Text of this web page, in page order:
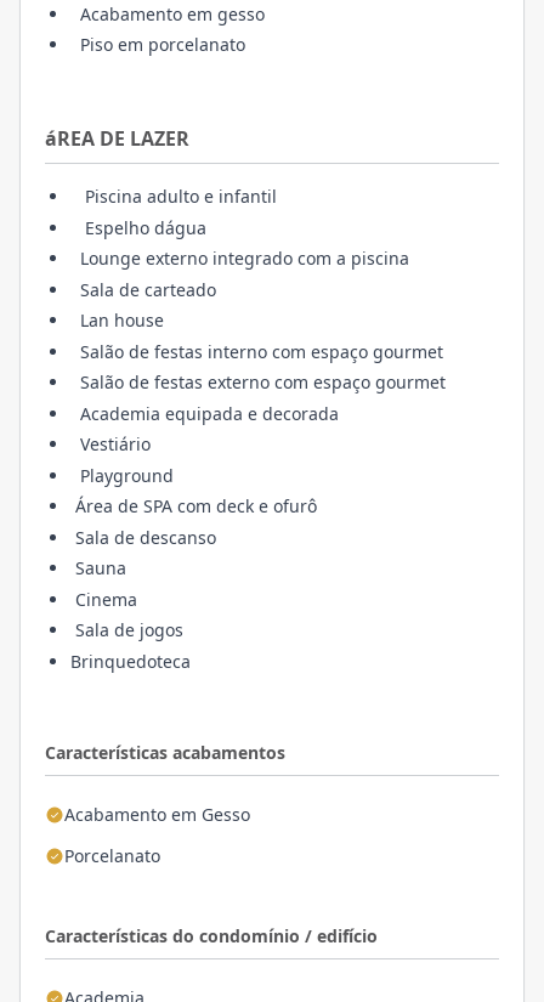
Características acabamentos
Acabamento em Gesso
Porcelanato
Características do condomínio / edifício
Acabamento em gesso
Piso em porcelanato
áREA DE LAZER
Piscina adulto e infantil
Espelho dágua
Lounge externo integrado com a piscina
Sala de carteado
Lan house
Salão de festas interno com espaço gourmet
Salão de festas externo com espaço gourmet
Academia equipada e decorada
Vestiário
Playground
Área de SPA com deck e ofurô
Sala de descanso
Sauna
Cinema
Sala de jogos
Brinquedoteca